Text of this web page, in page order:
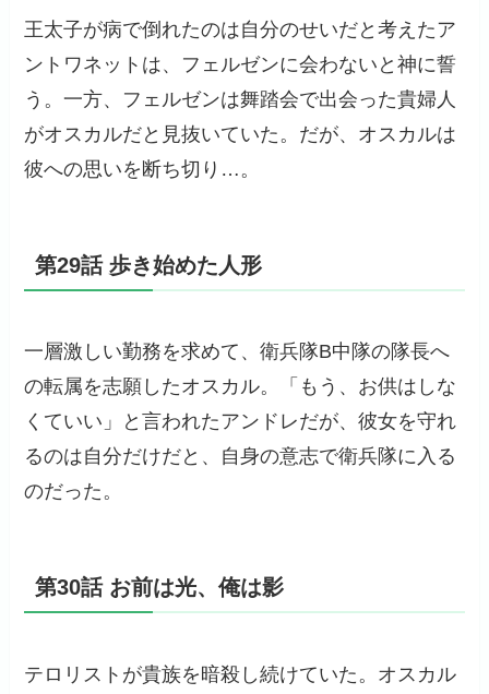
王太子が病で倒れたのは自分のせいだと考えたア
ントワネットは、フェルゼンに会わないと神に誓
う。一方、フェルゼンは舞踏会で出会った貴婦人
がオスカルだと見抜いていた。だが、オスカルは
彼への思いを断ち切り…。
第29話 歩き始めた人形
一層激しい勤務を求めて、衛兵隊B中隊の隊長へ
の転属を志願したオスカル。「もう、お供はしな
くていい」と言われたアンドレだが、彼女を守れ
るのは自分だけだと、自身の意志で衛兵隊に入る
のだった。
第30話 お前は光、俺は影
テロリストが貴族を暗殺し続けていた。オスカル